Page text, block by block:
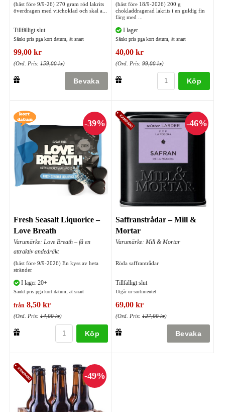
(bäst före 9/9-26) 270 gram röd lakrits
överdragen med vitchoklad och skal a...
Tillfälligt slut
Sänkt pris pga kort datum, ät snart
99,00 kr
(Ord. Pris: 159,00 kr)
(bäst före 18/9-2026) 200 g
chokladdragerad lakrits i en guldig fin
färg med ...
I lager
Sänkt pris pga kort datum, ät snart
40,00 kr
(Ord. Pris: 99,00 kr)
Köp
Fresh Seasalt Liquorice –
Love Breath
Varumärke: Love Breath – få en
attraktiv andedräkt
(bäst före 9/9-2026) En kyss av heta
stränder
I lager 20+
Sänkt pris pga kort datum, ät snart
från 8,50 kr
(Ord. Pris: 14,00 kr)
Köp
Saffranstrådar – Mill &
Mortar
Varumärke: Mill & Mortar
Röda saffrantrådar
Tillfälligt slut
Utgår ur sortimentet
69,00 kr
(Ord. Pris: 127,00 kr)